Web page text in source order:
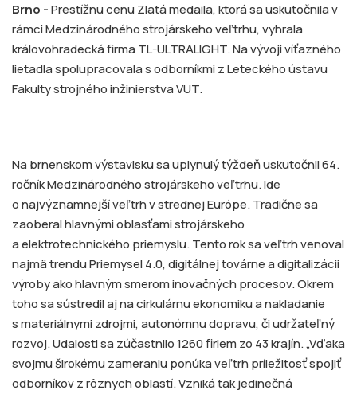
Brno -Prestížnu cenu Zlatá medaila, ktorá sa uskutočnila v
rámci Medzinárodného strojárskeho veľtrhu, vyhrala
královohradecká firma TL-ULTRALIGHT. Na vývoji víťazného
lietadla spolupracovala s odborníkmi z Leteckého ústavu
Fakulty strojného inžinierstva VUT.
Na brnenskom výstavisku sa uplynulý týždeň uskutočnil 64.
ročník Medzinárodného strojárskeho veľtrhu. Ide
o najvýznamnejší veľtrh v strednej Európe. Tradične sa
zaoberal hlavnými oblasťami strojárskeho
a elektrotechnického priemyslu. Tento rok sa veľtrh venoval
najmä trendu Priemysel 4.0, digitálnej továrne a digitalizácii
výroby ako hlavným smerom inovačných procesov. Okrem
toho sa sústredil aj na cirkulárnu ekonomiku a nakladanie
s materiálnymi zdrojmi, autonómnu dopravu, či udržateľný
rozvoj. Udalosti sa zúčastnilo 1260 firiem zo 43 krajín. „Vďaka
svojmu širokému zameraniu ponúka veľtrh príležitosť spojiť
odborníkov z rôznych oblastí. Vzniká tak jedinečná